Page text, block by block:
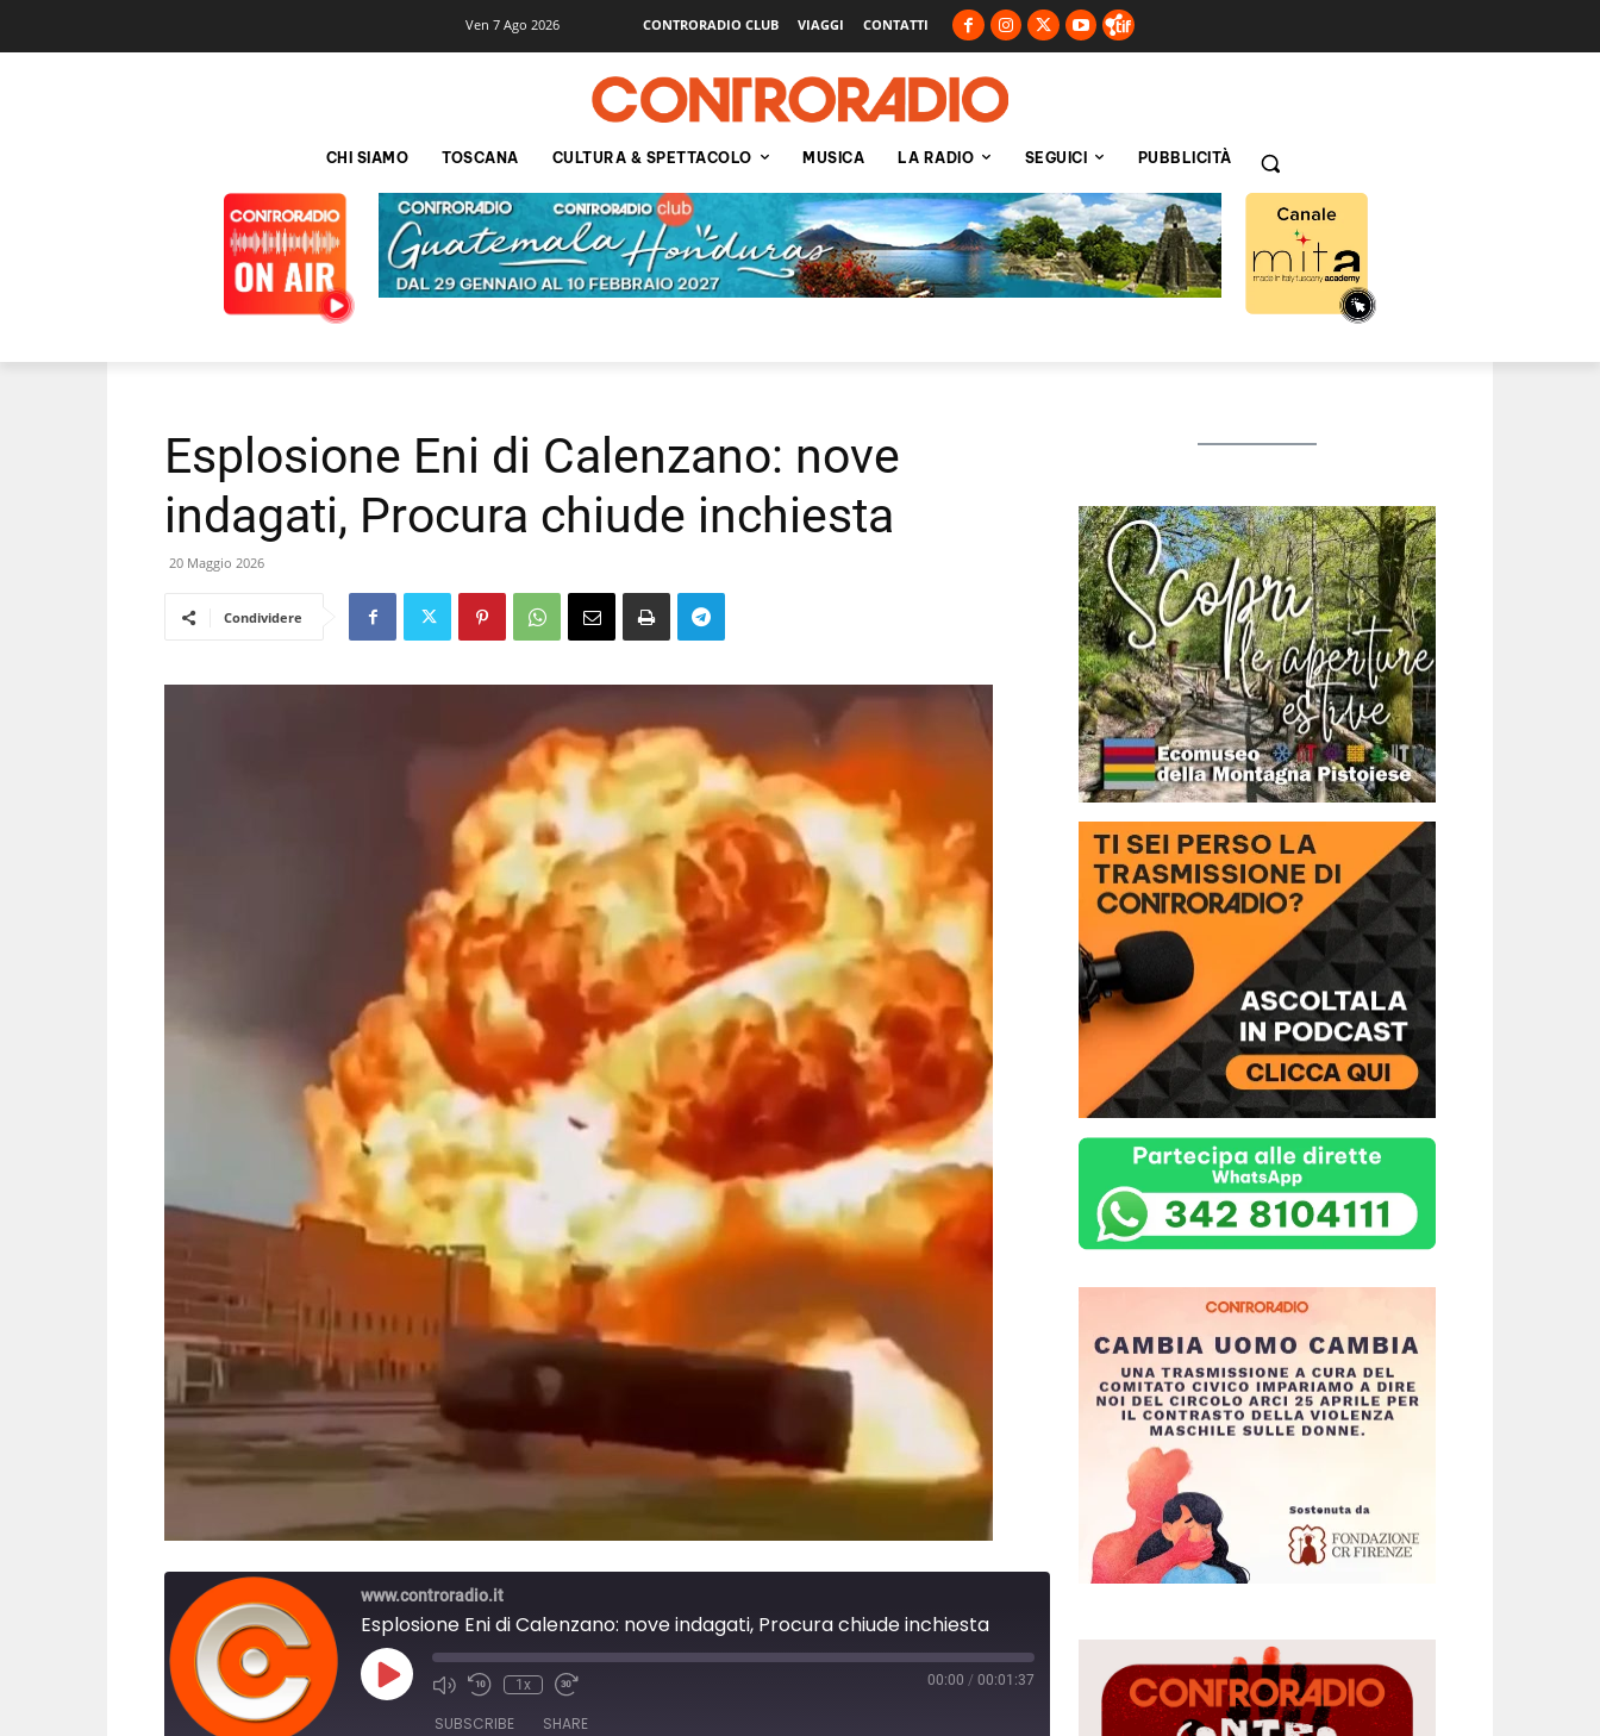
Ven 7 Ago 2026 CONTRORADIO CLUB VIAGGI CONTATTI
CHI SIAMO TOSCANA CULTURA & SPETTACOLO MUSICA LA RADIO SEGUICI PUBBLICITÀ
Esplosione Eni di Calenzano: nove
indagati, Procura chiude inchiesta
20 Maggio 2026
Condividere
www.controradio.it
Esplosione Eni di Calenzano: nove indagati, Procura chiude inchiesta
Play
Episode
1x 00:00 / 00:01:37
SUBSCRIBE SHARE